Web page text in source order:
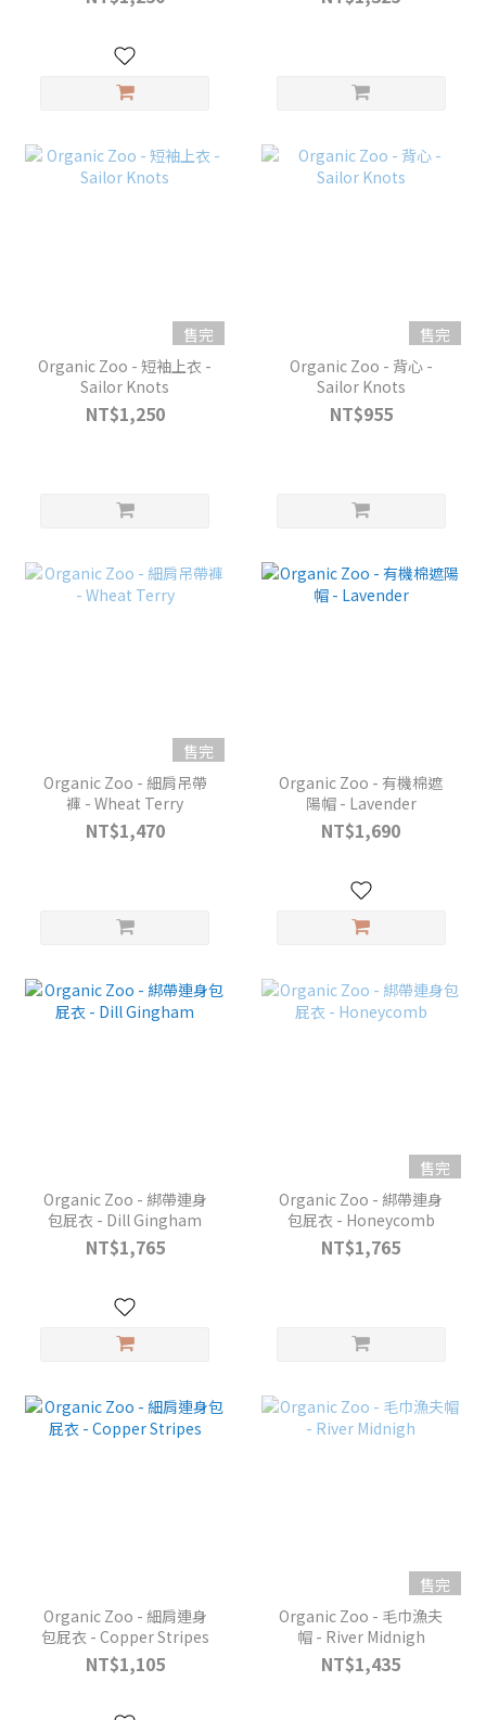
售完
Organic Zoo - 短袖上衣 -
Sailor Knots
NT$1,250
售完
Organic Zoo - 背心 -
Sailor Knots
NT$955
售完
Organic Zoo - 細肩吊帶
褲 - Wheat Terry
NT$1,470
Organic Zoo - 有機棉遮
陽帽 - Lavender
NT$1,690
Organic Zoo - 綁帶連身
包屁衣 - Dill Gingham
NT$1,765
售完
Organic Zoo - 綁帶連身
包屁衣 - Honeycomb
NT$1,765
Organic Zoo - 細肩連身
包屁衣 - Copper Stripes
NT$1,105
售完
Organic Zoo - 毛巾漁夫
帽 - River Midnigh
NT$1,435